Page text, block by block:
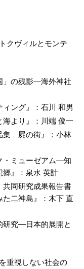
クヴィルとモンテ
」の残影―海外神社
ィング』：石川 和男
海より』：川端 俊一
集 屍の街』：小林
・ミューゼアム―知
郷』：泉水 英計
同研究成果報告書
た二神島』：木下 直
研究―日本的展開と
重視しない社会の